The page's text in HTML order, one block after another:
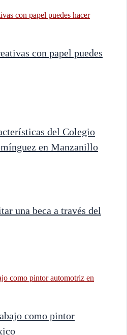
con papel puedes
del Colegio
en Manzanillo
una beca a través del
como pintor